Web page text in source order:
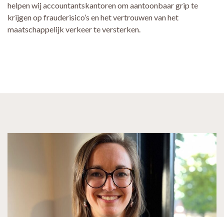
helpen wij accountantskantoren om aantoonbaar grip te
krijgen op frauderisico’s en het vertrouwen van het
maatschappelijk verkeer te versterken.